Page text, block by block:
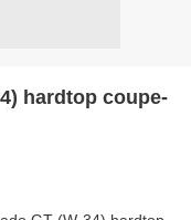
hardtop coupe-